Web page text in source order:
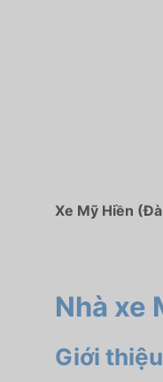
Xe Mỹ Hiền
Nhà xe
Giới